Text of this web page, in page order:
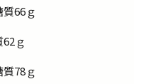
66ｇ
ｇ
78ｇ